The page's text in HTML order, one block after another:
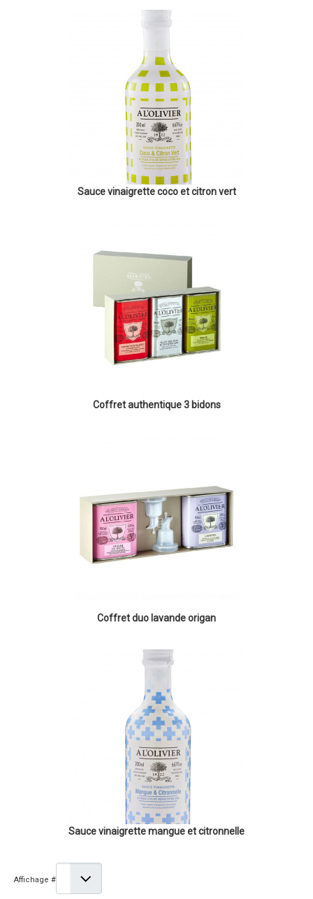
Sauce vinaigrette coco et citron vert
Coffret authentique 3 bidons
Coffret duo lavande origan
Sauce vinaigrette mangue et citronnelle
Affichage #